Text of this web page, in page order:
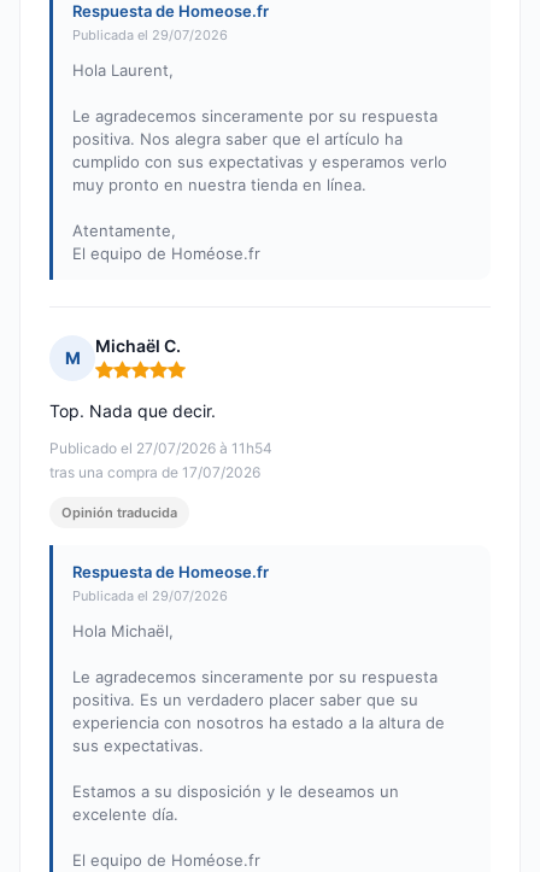
Respuesta de Homeose.fr
Publicada el 29/07/2026
Hola Laurent,
Le agradecemos sinceramente por su respuesta
positiva. Nos alegra saber que el artículo ha
cumplido con sus expectativas y esperamos verlo
muy pronto en nuestra tienda en línea.
Atentamente,
El equipo de Homéose.fr
M
Michaël C.
Nota: 5 de 5
Publicado el 27/07/2026 à 11h54
tras una compra de 17/07/2026
Top. Nada que decir.
Opinión traducida
Respuesta de Homeose.fr
Publicada el 29/07/2026
Hola Michaël,
Le agradecemos sinceramente por su respuesta
positiva. Es un verdadero placer saber que su
experiencia con nosotros ha estado a la altura de
sus expectativas.
Estamos a su disposición y le deseamos un
excelente día.
El equipo de Homéose.fr